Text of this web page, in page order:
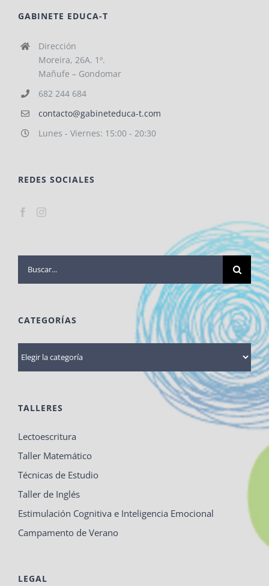
GABINETE EDUCA-T
Dirección
Moreira, 26A. 1º.
Mañufe – Gondomar
682 244 684
contacto@gabineteduca-t.com
Lunes - Viernes: 15:00 - 20:30
REDES SOCIALES
Buscar:
CATEGORÍAS
Categorías
TALLERES
Lectoescritura
Taller Matemático
Técnicas de Estudio
Taller de Inglés
Estimulación Cognitiva e Inteligencia Emocional
Campamento de Verano
LEGAL